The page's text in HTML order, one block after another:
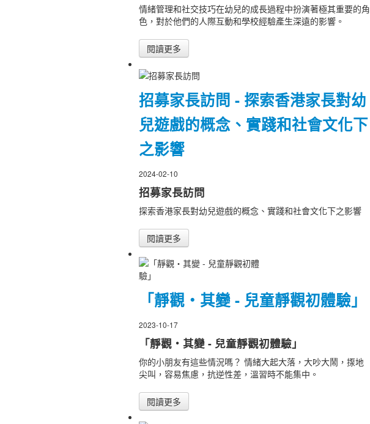
情緒管理和社交技巧在幼兒的成長過程中扮演著極其重要的角
色，對於他們的人際互動和學校經驗產生深遠的影響。
閱讀更多
招募家長訪問 - 探索香港家長對幼
兒遊戲的概念、實踐和社會文化下
之影響
2024-02-10
招募家長訪問
探索香港家長對幼兒遊戲的概念、實踐和社會文化下之影響
閱讀更多
「靜觀‧其變 - 兒童靜觀初體驗」
2023-10-17
「靜觀‧其變 - 兒童靜觀初體驗」
你的小朋友有這些情況嗎？ 情緒大起大落，大吵大鬧，揼地
尖叫，容易焦慮，抗逆性差，溫習時不能集中。
閱讀更多